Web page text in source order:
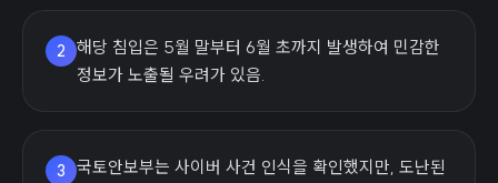
2
해당 침입은 5월 말부터 6월 초까지 발생하여 민감한
정보가 노출될 우려가 있음.
3
국토안보부는 사이버 사건 인식을 확인했지만, 도난된